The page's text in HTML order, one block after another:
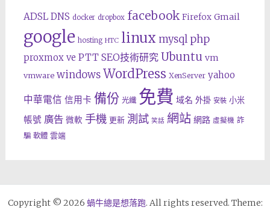
ADSL DNS docker dropbox facebook Firefox Gmail
google hosting HTC linux mysql php
proxmox ve PTT SEO技術研究 Ubuntu vm
vmware windows WordPress XenServer yahoo
中華電信 信用卡 備份 光纖 免費 域名 外掛 安裝 小米
帳號 廣告 微軟 手機 更新 測試 笑話 網站 網路 虛擬機 詐
騙 軟體 雲端
Copyright © 2026 蝸牛總是想落跑. All rights reserved. Theme: